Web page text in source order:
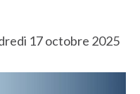
17 octobre 2025